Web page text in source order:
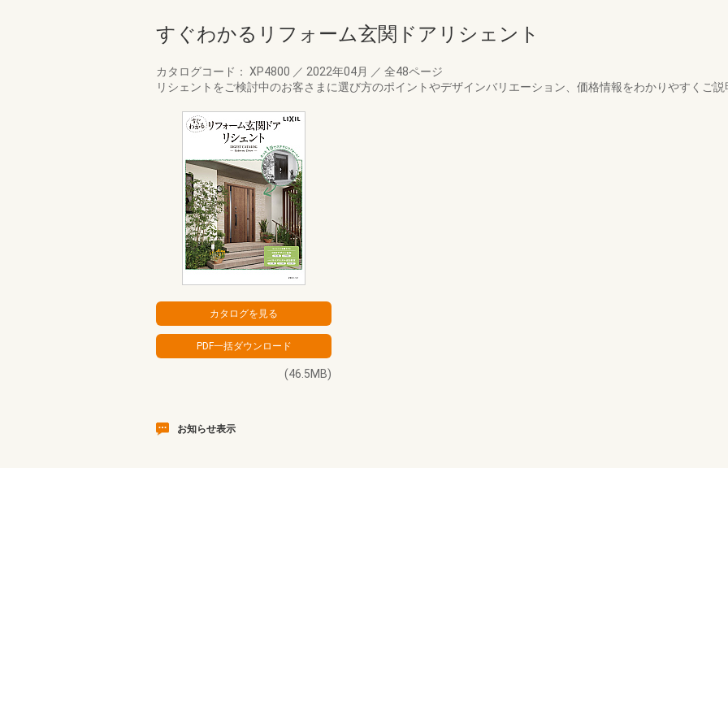
すぐわかるリフォーム玄関ドアリシェント
カタログコード： XP4800 ／ 2022年04月 ／ 全48ページ
リシェントをご検討中のお客さまに選び方のポイントやデザインバリエーション、価格情報をわかりやすくご説
(46.5MB)
お知らせ表示